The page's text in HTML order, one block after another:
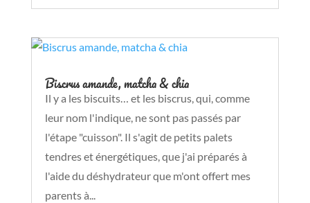
Biscrus amande, matcha & chia
Il y a les biscuits… et les biscrus, qui, comme
leur nom l'indique, ne sont pas passés par
l'étape "cuisson". Il s'agit de petits palets
tendres et énergétiques, que j'ai préparés à
l'aide du déshydrateur que m'ont offert mes
parents à...